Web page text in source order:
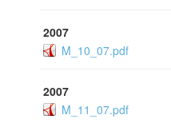
2007
M_10_07.pdf
2007
M_11_07.pdf